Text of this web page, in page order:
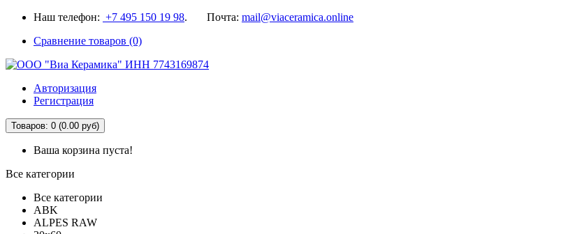
Наш телефон: +7 495 150 19 98. Почта: mail@viaceramica.online
Сравнение товаров (0)
Авторизация
Регистрация
Товаров: 0 (0.00 руб)
Ваша корзина пуста!
Все категории
Все категории
ABK
ALPES RAW